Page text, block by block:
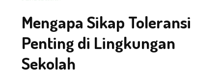
Mengapa Sikap Toleransi
Penting di Lingkungan
Sekolah